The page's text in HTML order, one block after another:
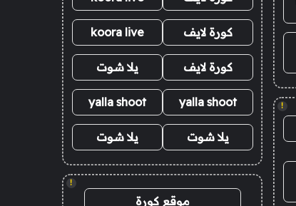
!
كورة لايف koora live
كورة لايف يلا شوت
yalla shoot
yalla shoot
يلا شوت يلا شوت
!
موقع كورة